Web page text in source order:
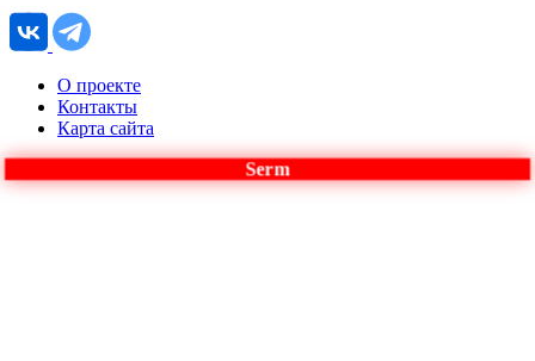
О проекте
Контакты
Карта сайта
Serm